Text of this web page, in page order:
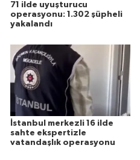
71 ilde uyuşturucu
operasyonu: 1.302 şüpheli
yakalandı
İstanbul merkezli 16 ilde
sahte ekspertizle
vatandaşlık operasyonu